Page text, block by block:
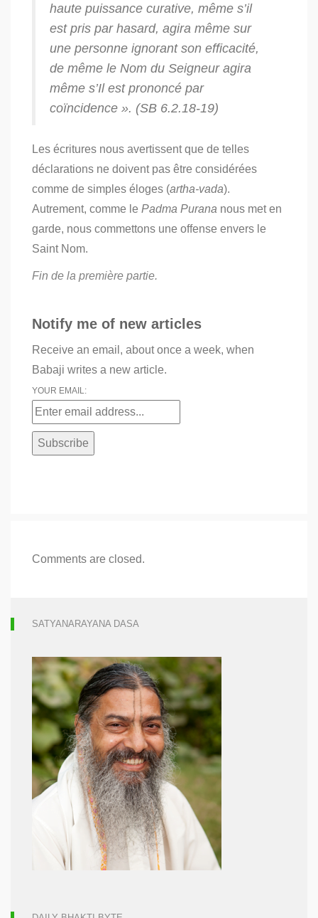
haute puissance curative, même s’il
est pris par hasard, agira même sur
une personne ignorant son efficacité,
de même le Nom du Seigneur agira
même s’Il est prononcé par
coïncidence ». (SB 6.2.18-19)
Les écritures nous avertissent que de telles
déclarations ne doivent pas être considérées
comme de simples éloges (artha-vada).
Autrement, comme le Padma Purana nous met en
garde, nous commettons une offense envers le
Saint Nom.
Fin de la première partie.
Notify me of new articles
Receive an email, about once a week, when
Babaji writes a new article.
YOUR EMAIL:
Comments are closed.
SATYANARAYANA DASA